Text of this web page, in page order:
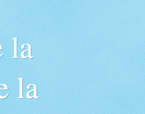
la
la